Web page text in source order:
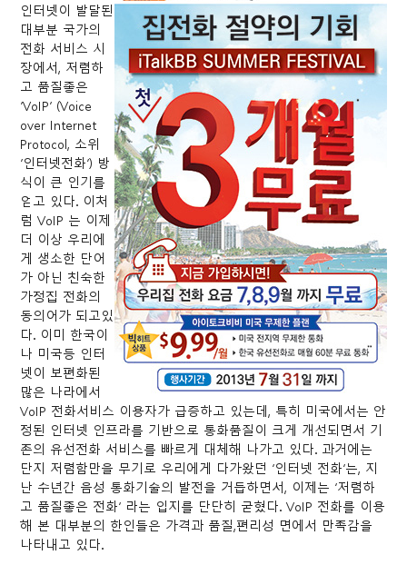
인터넷이 발달된
대부분 국가의
전화 서비스 시
장에서, 저렴하
고 품질좋은
‘VoIP’ (Voice
over Internet
Protocol, 소위
‘인터넷전화’) 방
식이 큰 인기를
얻고 있다. 이처
럼 VoIP 는 이제
더 이상 우리에
게 생소한 단어
가 아닌 친숙한
가정집 전화의
동의어가 되고있
다. 이미 한국이
나 미국등 인터
넷이 보편화된
많은 나라에서
VoIP 전화서비스 이용자가 급증하고 있는데, 특히 미국에서는 안
정된 인터넷 인프라를 기반으로 통화품질이 크게 개선되면서 기
존의 유선전화 서비스를 빠르게 대체해 나가고 있다. 과거에는
단지 저렴함만을 무기로 우리에게 다가왔던 ‘인터넷 전화’는, 지
난 수년간 음성 통화기술의 발전을 거듭하면서, 이제는 ‘저렴하
고 품질좋은 전화’ 라는 입지를 단단히 굳혔다. VoIP 전화를 이용
해 본 대부분의 한인들은 가격과 품질,편리성 면에서 만족감을
나타내고 있다.